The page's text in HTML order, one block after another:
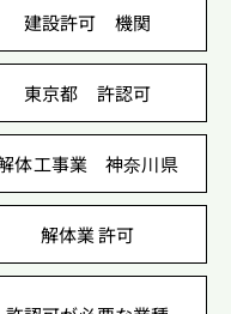
建設許可 機関
東京都 許認可
体工事業 神奈川県
解体業 許可